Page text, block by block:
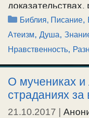
Ещё…
#история
доказательствах,
Доказательства
спасения души.
нравственности
Критерии и
и веру. Что
неправедное
Рубрики
Библия, Писание,
Атеизм, Душа,
Нравственность,
О мучениках и
страданиях за
21.10.2017